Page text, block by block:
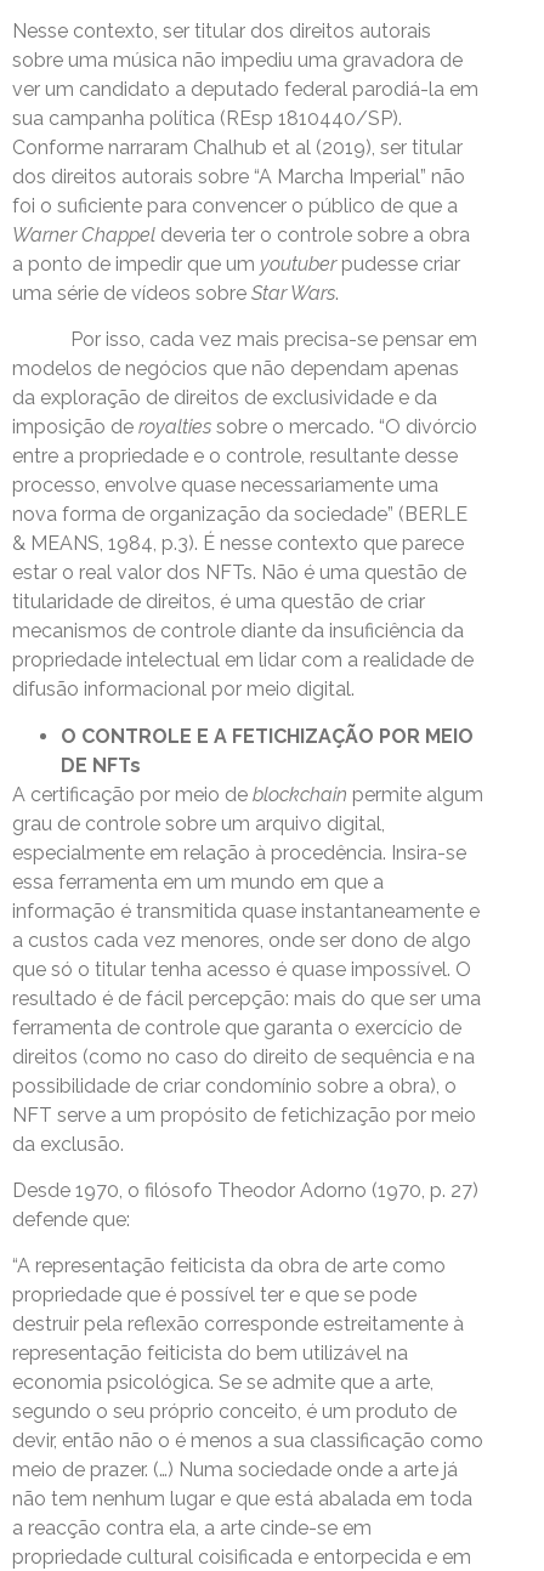
Nesse contexto, ser titular dos direitos autorais
sobre uma música não impediu uma gravadora de
ver um candidato a deputado federal parodiá-la em
sua campanha política (REsp 1810440/SP).
Conforme narraram Chalhub et al (2019), ser titular
dos direitos autorais sobre “A Marcha Imperial” não
foi o suficiente para convencer o público de que a
Warner Chappel deveria ter o controle sobre a obra
a ponto de impedir que um youtuber pudesse criar
uma série de vídeos sobre Star Wars.
Por isso, cada vez mais precisa-se pensar em
modelos de negócios que não dependam apenas
da exploração de direitos de exclusividade e da
imposição de royalties sobre o mercado. “O divórcio
entre a propriedade e o controle, resultante desse
processo, envolve quase necessariamente uma
nova forma de organização da sociedade” (BERLE
& MEANS, 1984, p.3). É nesse contexto que parece
estar o real valor dos NFTs. Não é uma questão de
titularidade de direitos, é uma questão de criar
mecanismos de controle diante da insuficiência da
propriedade intelectual em lidar com a realidade de
difusão informacional por meio digital.
O CONTROLE E A FETICHIZAÇÃO POR MEIO
DE NFTs
A certificação por meio de blockchain permite algum
grau de controle sobre um arquivo digital,
especialmente em relação à procedência. Insira-se
essa ferramenta em um mundo em que a
informação é transmitida quase instantaneamente e
a custos cada vez menores, onde ser dono de algo
que só o titular tenha acesso é quase impossível. O
resultado é de fácil percepção: mais do que ser uma
ferramenta de controle que garanta o exercício de
direitos (como no caso do direito de sequência e na
possibilidade de criar condomínio sobre a obra), o
NFT serve a um propósito de fetichização por meio
da exclusão.
Desde 1970, o filósofo Theodor Adorno (1970, p. 27)
defende que:
“A representação feiticista da obra de arte como
propriedade que é possível ter e que se pode
destruir pela reflexão corresponde estreitamente à
representação feiticista do bem utilizável na
economia psicológica. Se se admite que a arte,
segundo o seu próprio conceito, é um produto de
devir, então não o é menos a sua classificação como
meio de prazer. (…) Numa sociedade onde a arte já
não tem nenhum lugar e que está abalada em toda
a reacção contra ela, a arte cinde-se em
propriedade cultural coisificada e entorpecida e em